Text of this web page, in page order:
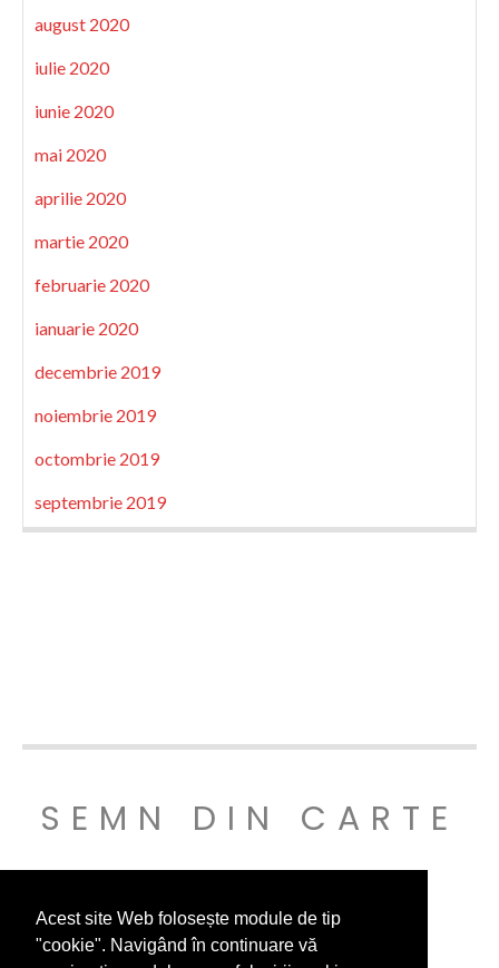
Acest site Web folosește module de tip
"cookie". Navigând în continuare vă
august 2020
iulie 2020
iunie 2020
mai 2020
aprilie 2020
martie 2020
februarie 2020
ianuarie 2020
decembrie 2019
noiembrie 2019
octombrie 2019
septembrie 2019
SEMN DIN CARTE